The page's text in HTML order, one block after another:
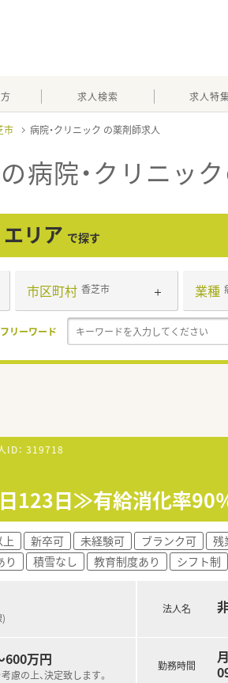
求人検索 求人特
市 病院・クリニック
病院・クリニック
エリア で探す
市区町村 香芝市 業種
フリーワード
ID： 319718
日123日≫有給消化率90
新卒可 未経験可 ブランク可 残
り 積雪なし 教育制度あり シフト制
600万円
慮の上、決定致します。
法人名
勤務時間